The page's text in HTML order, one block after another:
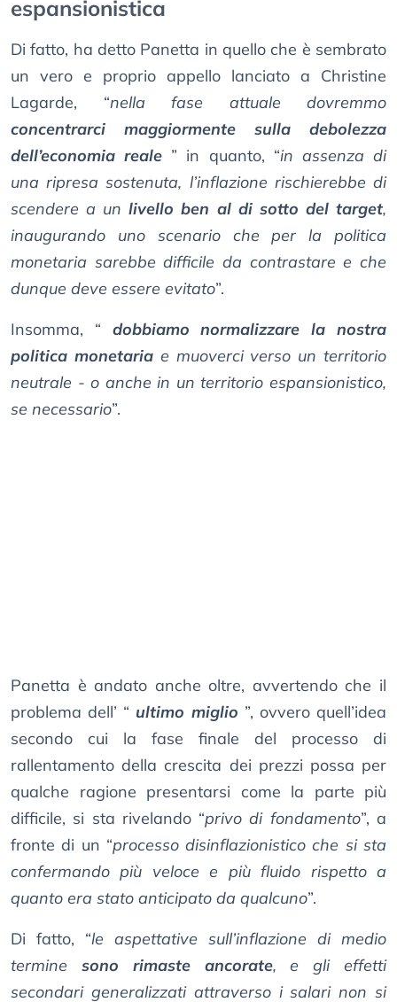
espansionistica
Di fatto, ha detto Panetta in quello che è sembrato
un vero e proprio appello lanciato a Christine
Lagarde, “nella fase attuale dovremmo
concentrarci maggiormente sulla debolezza
dell’economia reale ” in quanto, “in assenza di
una ripresa sostenuta, l’inflazione rischierebbe di
scendere a unlivello ben al di sotto del target,
inaugurando uno scenario che per la politica
monetaria sarebbe difficile da contrastare e che
dunque deve essere evitato”.
Insomma, “
dobbiamo normalizzare la nostra
politica monetariae muoverci verso un territorio
neutrale - o anche in un territorio espansionistico,
se necessario”.
Panetta è andato anche oltre, avvertendo che il
problema dell’ “ ultimo miglio ”, ovvero quell’idea
secondo cui la fase finale del processo di
rallentamento della crescita dei prezzi possa per
qualche ragione presentarsi come la parte più
difficile, si sta rivelando “privo di fondamento”, a
fronte di un “processo disinflazionistico che si sta
confermando più veloce e più fluido rispetto a
quanto era stato anticipato da qualcuno”.
Di fatto, “le aspettative sull’inflazione di medio
termine sono rimaste ancorate, e gli effetti
secondari generalizzati attraverso i salari non si